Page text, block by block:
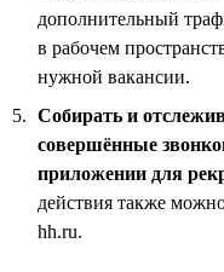
дополнительный
в рабочем
нужной вакансии.
Собирать и
совершённые
приложении для
действия также
hh.ru.